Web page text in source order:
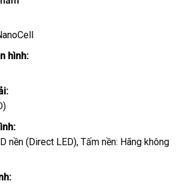
hình:
nền (Direct LED), Tấm nền: Hãng không